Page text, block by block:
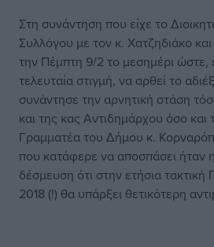
Στη συνάντηση που είχε το
Συλλόγου με τον κ. Χατζηδιάκο
την Πέμπτη 9/2 το μεσημέρι ώστε,
τελευταία στιγμή, να αρθεί το
συνάντησε την αρνητική στάση
και της κας Αντιδημάρχου όσο και
Γραμματέα του Δήμου κ.
που κατάφερε να αποσπάσει ήταν
δέσμευση ότι στην ετήσια τακτική
2018 (!) θα υπάρξει θετικότερη